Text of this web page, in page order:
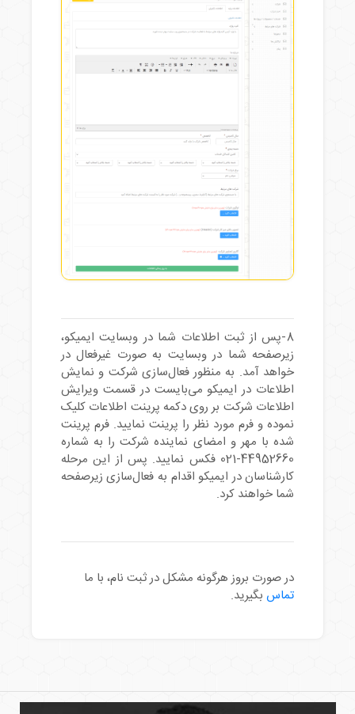
8-پس از ثبت اطلاعات شما در وبسایت ایمیکو،
زیرصفحه شما در وبسایت به صورت غیرفعال در
خواهد آمد. به منظور فعال‌سازی شرکت و نمایش
اطلاعات در ایمیکو می‌بایست در قسمت ویرایش
اطلاعات شرکت بر روی دکمه پرینت اطلاعات کلیک
نموده و فرم مورد نظر را پرینت نمایید. فرم پرینت
شده با مهر و امضای نماینده شرکت را به شماره
‎021-44952660 فکس نمایید. پس از این مرحله
کارشناسان در ایمیکو اقدام به فعال‌سازی زیرصفحه
شما خواهند کرد.
در صورت بروز هرگونه مشکل در ثبت نام، با ما
تماس بگیرید.